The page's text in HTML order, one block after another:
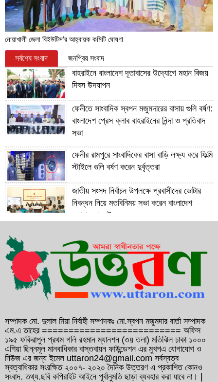
নোয়াখালী জেলা বিইউটিস’র আহ্বায়ক কমিটি ঘোষণা
সর্বশেষ সংবাদ জনপ্রিয় সংবাদ
বাহরাইনে বাংলাদেশ দূতাবাসের উদ্যোগে মহান বিজয়
দিবস উদযাপন
ফেনীতে সাংবাদিক স্বপন মজুমদারের বাসায় গুলি বর্ষণ:
বাংলাদেশ প্রেস ক্লাব বাহরাইনের নিন্দা ও প্রতিবাদ
সভা
ফেনীর রামপুরে সাংবাদিকের বাসা বাড়ি লক্ষ্য করে ফিল্মি
স্টাইলে গুলি বর্ষণ করেন দুর্বৃত্তরা
জাতীয় সংসদ নির্বাচন উপলক্ষে প্রবাসীদের ভোটার
নিবন্ধন নিয়ে মতবিনিময় সভা করেন বাংলাদেশ
দূতাবাস বাহরাইন
কামনায় বাহরাইনে দোয়া মাহফিল অনুষ্ঠিত
১২ বছরের সফল যাত্রা শেষে ১৩ বছরে পদার্পণ
করেছেন ফেনী ইউনিভার্সিটি
আউয়াল মিন্টুর গাড়ি বহরে হামলা, আহত ১০
কুমিল্লা সদর- ৬ আসনে হাজী আমিন উর রশিদ
ইয়াছিনকে মনোনয়ন দেওয়ার দাবিতে ফ্রান্সে সংবাদ
সম্মেলন
সম্পাদক মো. দুলাল মিয়া নির্বাহী সম্পাদকঃ মো.স্বপন মজুমদার বার্তা সম্পাদক
এম.এ তাহের ========================== অফিস
১৯৫ ফকিরাপুল প্রথম গলি রহমান ম্যানশন (৩য় তলা) মতিঝিল ঢাকা ১০০০
এশিয়া ছিন্নমূল মানবাধিকার বাস্তবায়ন ফাউন্ডেশন এর মুখপএ যোগাযোগ ও
নিউজ এর জন্য ইমেল uttaron24@gmail.com সর্বস্বত্ব
স্বত্বাধিকার সংরক্ষিত ২০০৭- ২০২০ দৈনিক উত্তরণ এ প্রকাশিত কোনও
সংবাদ. তথ্য.ছবি কপিরাইট আইনে পূর্বানুমতি ছাড়া ব্যবহার করা যাবে না। |